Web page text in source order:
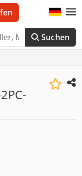
Suchen